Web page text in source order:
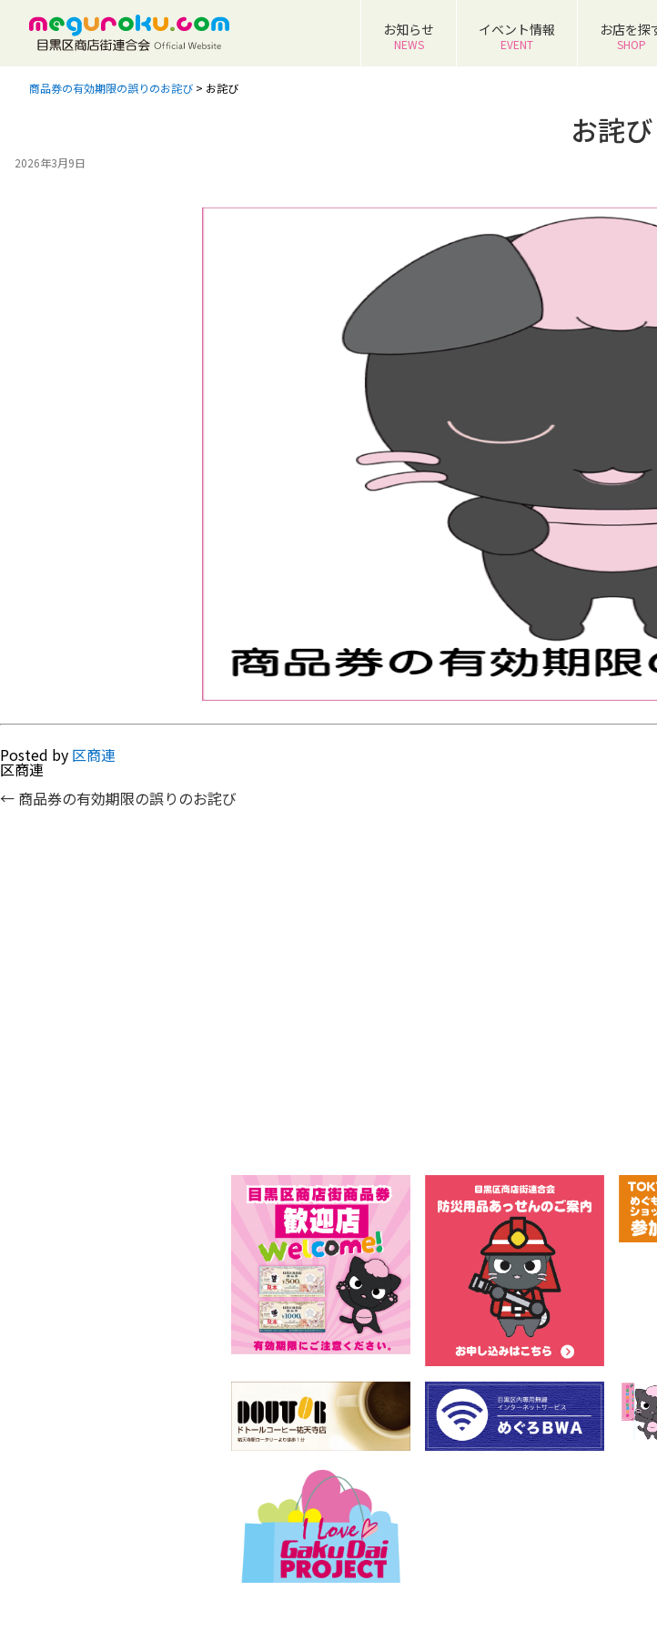
お知らせ
NEWS
イベント情報
EVENT
お店を探
SHOP
商品券の有効期限の誤りのお詫び > お詫び
お詫び
2026年3月9日
Posted by 区商連
区商連
← 商品券の有効期限の誤りのお詫び